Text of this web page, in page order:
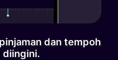
dan tempoh
diingini.